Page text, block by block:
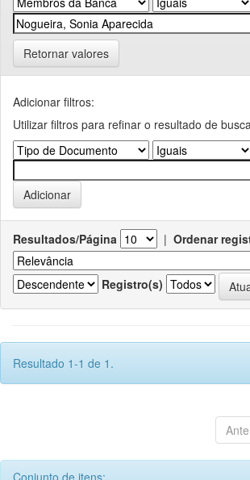
Retornar valores
Adicionar filtros:
Utilizar filtros para refinar o resultado de
Resultados/Página | Ordenar
Registro(s)
Resultado 1-1 de 1.
Conjunto de itens: